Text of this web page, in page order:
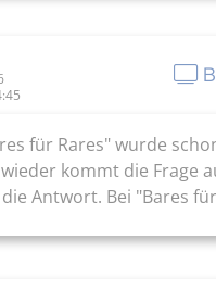
für Rares" wurde
kommt die Frage
Antwort. Bei "Bares